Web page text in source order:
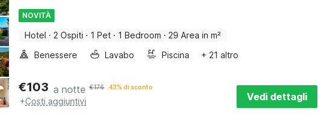
NOVITÀ
Hotel · 2 Ospiti · 1 Pet · 1 Bedroom · 29 Area in m²
Benessere
Lavabo Piscina + 21 altro
€103 a notte €176 43% di sconto
+Costi aggiuntivi Vedi dettagli